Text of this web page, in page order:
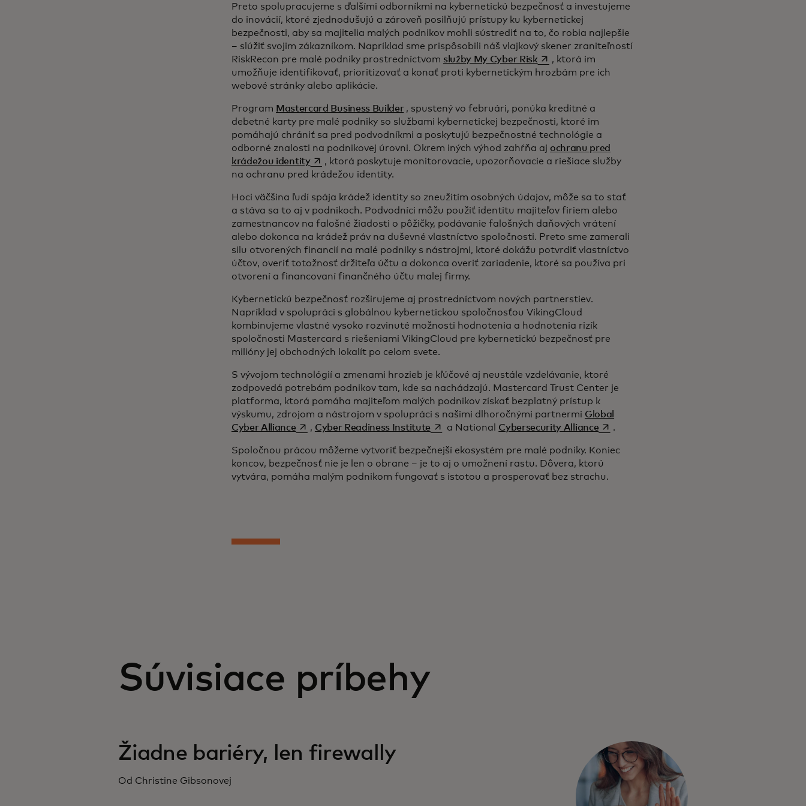
Preto spolupracujeme s ďalšími odborníkmi na kybernetickú bezpečnosť a investujeme
do inovácií, ktoré zjednodušujú a zároveň posilňujú prístupy ku kybernetickej
bezpečnosti, aby sa majitelia malých podnikov mohli sústrediť na to, čo robia najlepšie
– slúžiť svojim zákazníkom. Napríklad sme prispôsobili náš vlajkový skener zraniteľností
RiskRecon pre malé podniky prostredníctvom služby My Cyber Riskopens in a new tab
, ktorá im
umožňuje identifikovať, prioritizovať a konať proti kybernetickým hrozbám pre ich
webové stránky alebo aplikácie.
Program Mastercard Business Builder, spustený vo februári, ponúka kreditné a
debetné karty pre malé podniky so službami kybernetickej bezpečnosti, ktoré im
pomáhajú chrániť sa pred podvodníkmi a poskytujú bezpečnostné technológie a
odborné znalosti na podnikovej úrovni. Okrem iných výhod zahŕňa aj ochranu pred
krádežou identityopens in a new tab
, ktorá poskytuje monitorovacie, upozorňovacie a riešiace služby
na ochranu pred krádežou identity.
Hoci väčšina ľudí spája krádež identity so zneužitím osobných údajov, môže sa to stať
a stáva sa to aj v podnikoch. Podvodníci môžu použiť identitu majiteľov firiem alebo
zamestnancov na falošné žiadosti o pôžičky, podávanie falošných daňových vrátení
alebo dokonca na krádež práv na duševné vlastníctvo spoločnosti. Preto sme zamerali
silu otvorených financií na malé podniky s nástrojmi, ktoré dokážu potvrdiť vlastníctvo
účtov, overiť totožnosť držiteľa účtu a dokonca overiť zariadenie, ktoré sa používa pri
otvorení a financovaní finančného účtu malej firmy.
Kybernetickú bezpečnosť rozširujeme aj prostredníctvom nových partnerstiev.
Napríklad v spolupráci s globálnou kybernetickou spoločnosťou VikingCloud
kombinujeme vlastné vysoko rozvinuté možnosti hodnotenia a hodnotenia rizík
spoločnosti Mastercard s riešeniami VikingCloud pre kybernetickú bezpečnosť pre
milióny jej obchodných lokalít po celom svete.
S vývojom technológií a zmenami hrozieb je kľúčové aj neustále vzdelávanie, ktoré
zodpovedá potrebám podnikov tam, kde sa nachádzajú. Mastercard Trust Center je
platforma, ktorá pomáha majiteľom malých podnikov získať bezplatný prístup k
výskumu, zdrojom a nástrojom v spolupráci s našimi dlhoročnými partnermi Global
Cyber Allianceopens in a new tab
, Cyber Readiness Instituteopens in a new tab
a National Cybersecurity Allianceopens in a new tab
.
Spoločnou prácou môžeme vytvoriť bezpečnejší ekosystém pre malé podniky. Koniec
koncov, bezpečnosť nie je len o obrane – je to aj o umožnení rastu. Dôvera, ktorú
vytvára, pomáha malým podnikom fungovať s istotou a prosperovať bez strachu.
Súvisiace príbehy
Žiadne bariéry, len firewally
Od Christine Gibsonovej